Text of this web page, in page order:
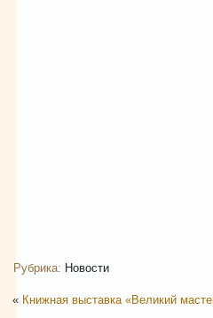
Рубрика: Новости
« Книжная выставка «Великий